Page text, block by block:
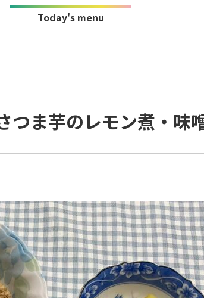
Today's menu
つま芋のレモン煮・味